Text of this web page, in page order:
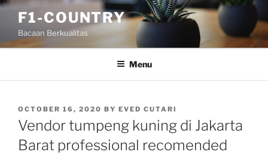
Skip
content
F1-COUNTRY
Bacaan Berkualitas
Menu
POSTED
ON
OCTOBER 16, 2020 BY EVED CUTARI
Vendor tumpeng kuning di Jakarta
Barat professional recomended